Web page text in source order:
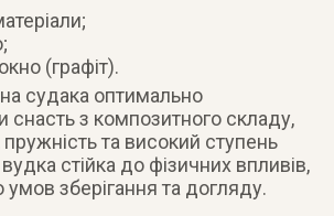
(графіт).
судака оптимально
снасть з композитного складу,
та високий ступень
стійка до фізичних впливів,
зберігання та догляду.